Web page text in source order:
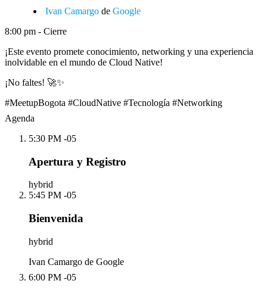
Ivan Camargo de Google
8:00 pm - Cierre
¡Este evento promete conocimiento, networking y una experiencia
inolvidable en el mundo de Cloud Native!
¡No faltes! 🚀✨
#MeetupBogota #CloudNative #Tecnología #Networking
Agenda
5:30 PM -05
Apertura y Registro
hybrid
5:45 PM -05
Bienvenida
hybrid
Ivan Camargo de Google
6:00 PM -05